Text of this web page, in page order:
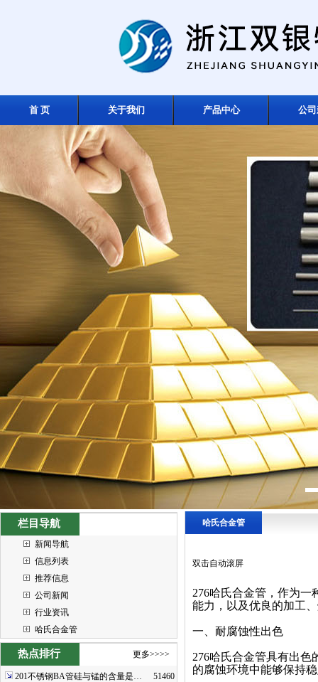
首 页 关于我们 产品中心 公
联系我们
栏目导航
新闻导航
信息列表
推荐信息
公司新闻
行业资讯
哈氏合金管
热点排行 更多>>>>
201不锈钢BA管硅与锰的含量是…
51460
哈氏合金管
双击自动滚屏
276哈氏合金管，作为
能力，以及优良的加工
一、耐腐蚀性出色
276哈氏合金管具有出
的腐蚀环境中能够保持